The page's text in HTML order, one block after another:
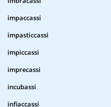
impaccassi
impasticcassi
impiccassi
imprecassi
incubassi
infiaccassi